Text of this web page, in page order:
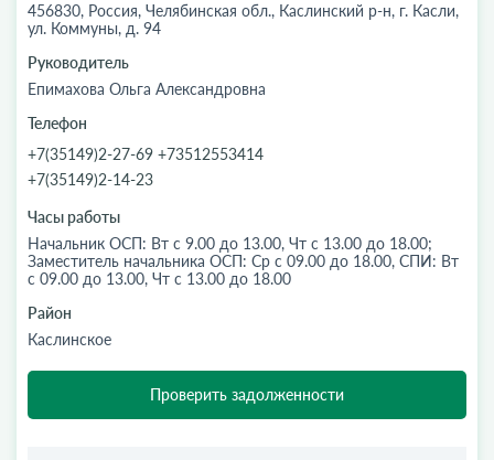
456830, Россия, Челябинская обл., Каслинский р-н, г. Касли,
ул. Коммуны, д. 94
Руководитель
Епимахова Ольга Александровна
Телефон
+7(35149)2-27-69 +73512553414
+7(35149)2-14-23
Часы работы
Начальник ОСП: Вт с 9.00 до 13.00, Чт с 13.00 до 18.00;
Заместитель начальника ОСП: Ср с 09.00 до 18.00, СПИ: Вт
с 09.00 до 13.00, Чт с 13.00 до 18.00
Район
Каслинское
Проверить задолженности